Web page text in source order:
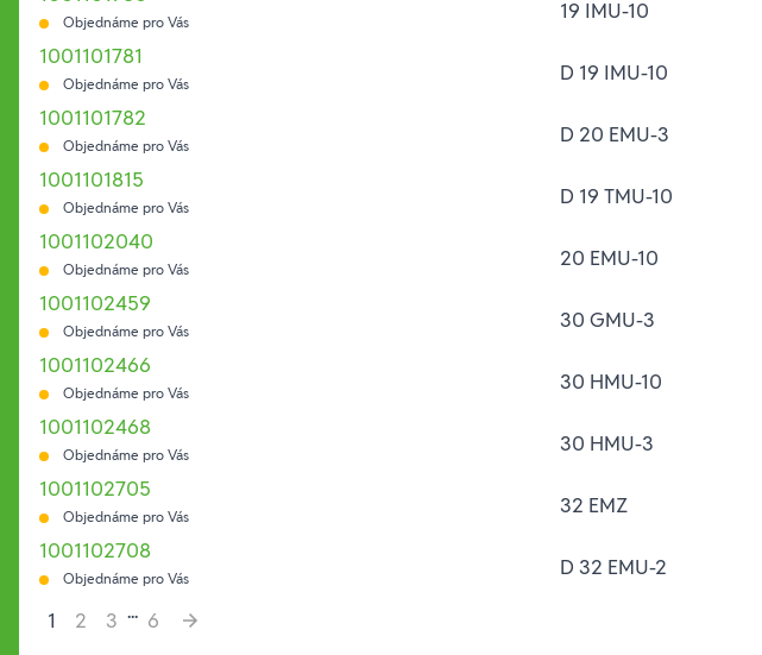
Objednáme pro Vás 19 IMU-10
1001101781
Objednáme pro Vás D 19 IMU-10
1001101782
Objednáme pro Vás D 20 EMU-3
1001101815
Objednáme pro Vás D 19 TMU-10
1001102040
Objednáme pro Vás 20 EMU-10
1001102459
Objednáme pro Vás 30 GMU-3
1001102466
Objednáme pro Vás 30 HMU-10
1001102468
Objednáme pro Vás 30 HMU-3
1001102705
Objednáme pro Vás 32 EMZ
1001102708
Objednáme pro Vás D 32 EMU-2
1
2 3 ... 6